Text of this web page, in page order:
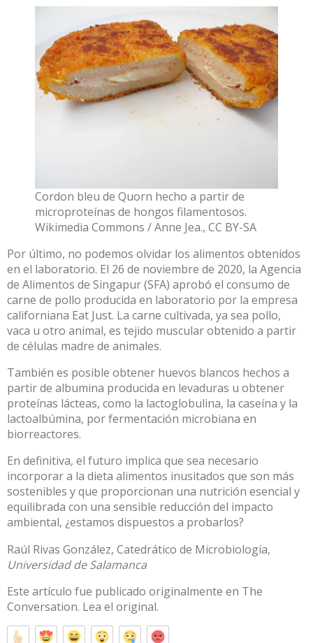
Cordon bleu de Quorn hecho a partir de
microproteínas de hongos filamentosos.
Wikimedia Commons / Anne Jea., CC BY-SA
Por último, no podemos olvidar los alimentos obtenidos
en el laboratorio. El 26 de noviembre de 2020, la Agencia
de Alimentos de Singapur (SFA) aprobó el consumo de
carne de pollo producida en laboratorio por la empresa
californiana Eat Just. La carne cultivada, ya sea pollo,
vaca u otro animal, es tejido muscular obtenido a partir
de células madre de animales.
También es posible obtener huevos blancos hechos a
partir de albumina producida en levaduras u obtener
proteínas lácteas, como la lactoglobulina, la caseína y la
lactoalbúmina, por fermentación microbiana en
biorreactores.
En definitiva, el futuro implica que sea necesario
incorporar a la dieta alimentos inusitados que son más
sostenibles y que proporcionan una nutrición esencial y
equilibrada con una sensible reducción del impacto
ambiental, ¿estamos dispuestos a probarlos?
Raúl Rivas González, Catedrático de Microbiología,
Universidad de Salamanca
Este artículo fue publicado originalmente en The
Conversation. Lea el original.